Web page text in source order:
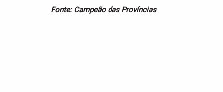
Fonte: Campeão das Províncias